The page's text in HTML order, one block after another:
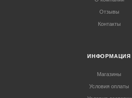
Отзывы
Контакты
ИНФОРМАЦИЯ
Магазины
Условия оплаты